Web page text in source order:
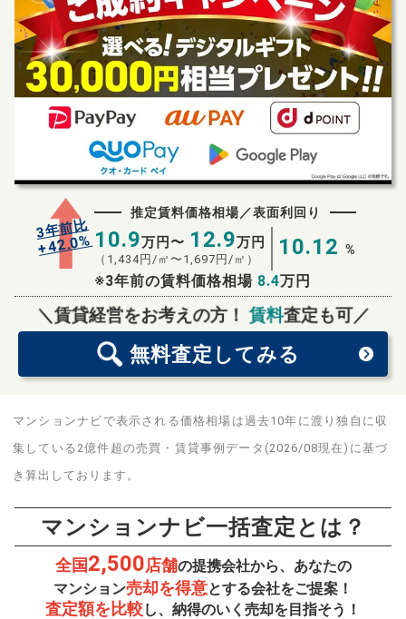
3年前比
+42.0%
推定賃料価格相場／表面利回り
10.9万円〜 12.9万円
（ 1,434円/㎡〜 1,697 円/㎡） 10.12 %
※3年前の賃料価格相場 8.4万円
＼賃貸経営をお考えの方！賃料査定も可／
無料査定 してみる
無料査定スタート！
マンションナビで表示される価格相場は過去10年に渡り独自に収
集している2億件超の売買・賃貸事例データ(2026/08現在)に基づ
き算出しております。
マンションナビ一括査定とは？
全国2,500店舗の提携会社から、あなたの
マンション売却を得意とする会社をご提案！
査定額を比較し、納得のいく売却を目指そう！